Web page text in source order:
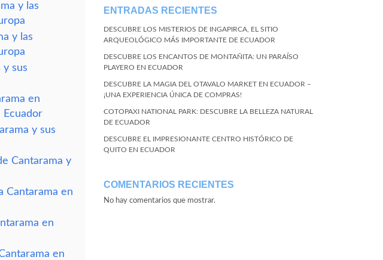
y las
y las
y sus
en
Ecuador
y sus
Cantarama y
Cantarama en
en
en
ENTRADAS RECIENTES
DESCUBRE LOS MISTERIOS DE INGAPIRCA, EL SITIO
ARQUEOLÓGICO MÁS IMPORTANTE DE ECUADOR
DESCUBRE LOS ENCANTOS DE MONTAÑITA: UN PARAÍSO
PLAYERO EN ECUADOR
DESCUBRE LA MAGIA DEL OTAVALO MARKET EN ECUADOR –
¡UNA EXPERIENCIA ÚNICA DE COMPRAS!
COTOPAXI NATIONAL PARK: DESCUBRE LA BELLEZA NATURAL
DE ECUADOR
DESCUBRE EL IMPRESIONANTE CENTRO HISTÓRICO DE
QUITO EN ECUADOR
COMENTARIOS RECIENTES
No hay comentarios que mostrar.